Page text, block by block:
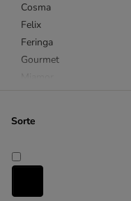
Cosma
Felix
Feringa
Gourmet
Smilla
Sorte